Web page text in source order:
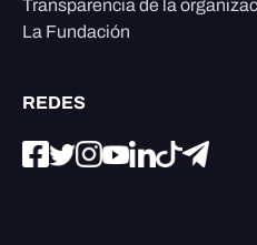
Transparencia de la
La Fundación
REDES